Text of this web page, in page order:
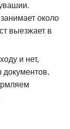
около
выезжает в
и нет,
документов.